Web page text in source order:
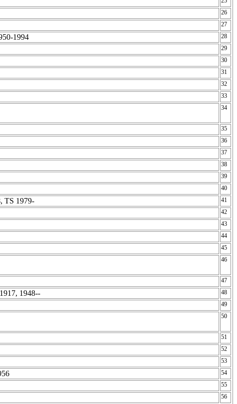
26
27
1994 28
29
30
31
32
33
34
35
36
37
38
39
40
TS 1979- 41
42
43
44
45
46
47
1948-- 48
49
50
51
52
53
54
55
56